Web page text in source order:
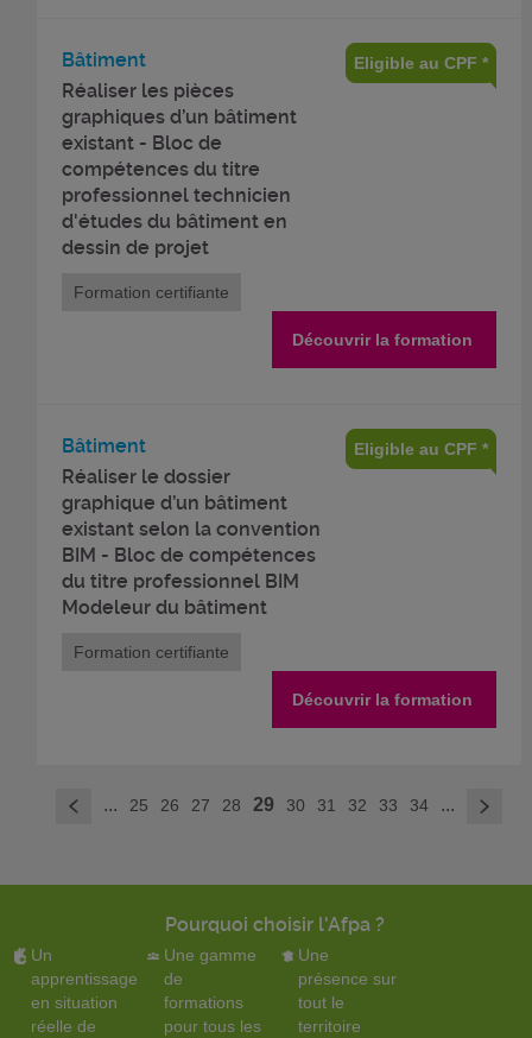
Bâtiment
Réaliser les pièces
graphiques d’un bâtiment
existant - Bloc de
compétences du titre
professionnel technicien
d'études du bâtiment en
dessin de projet
Eligible au CPF *
Formation certifiante
Découvrir la formation
Bâtiment
Réaliser le dossier
graphique d’un bâtiment
existant selon la convention
BIM - Bloc de compétences
du titre professionnel BIM
Modeleur du bâtiment
Eligible au CPF *
Formation certifiante
Découvrir la formation
< ... 25 26 27 28 29 30 31 32 33 34 ... >
Pourquoi choisir l'Afpa ?
Un
apprentissage
en situation
réelle de
Une gamme
de
formations
pour tous les
Une
présence sur
tout le
territoire